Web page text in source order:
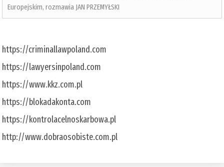
Europejskim, rozmawia JAN PRZEMYŁSKI
https://criminallawpoland.com
https://lawyersinpoland.com
https://www.kkz.com.pl
https://blokadakonta.com
https://kontrolacelnoskarbowa.pl
http://www.dobraosobiste.com.pl